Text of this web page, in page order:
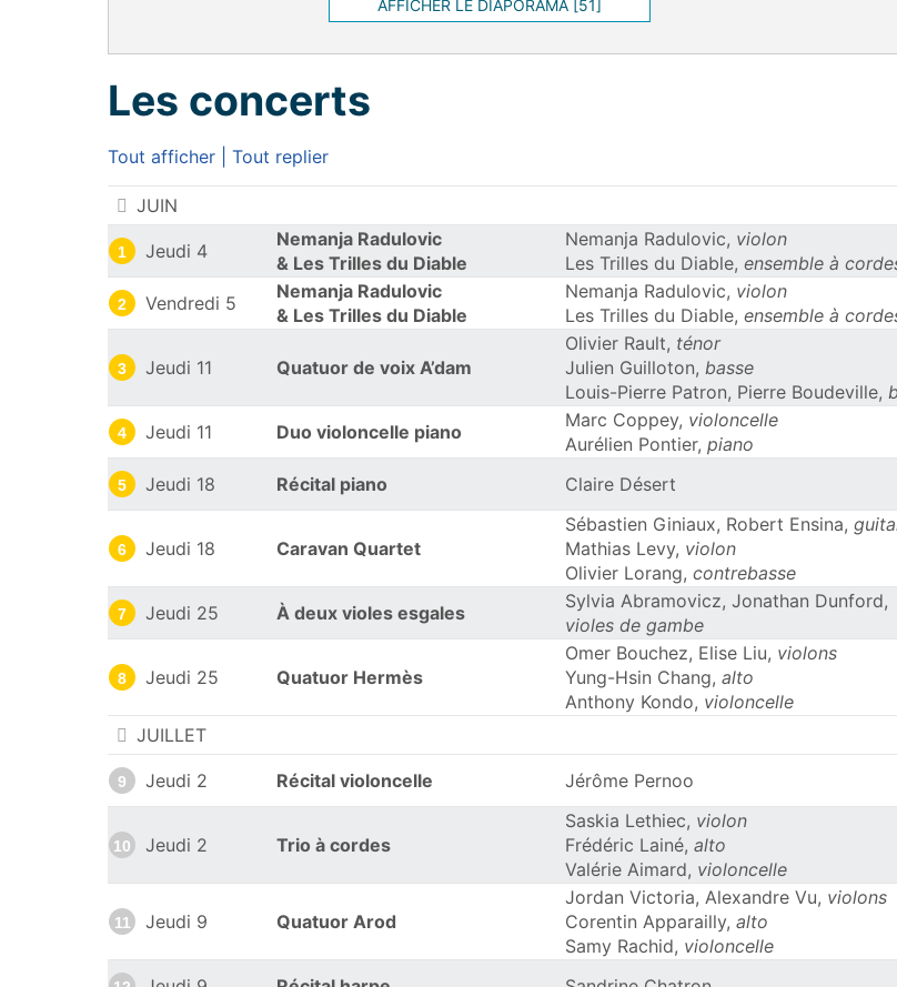
AFFICHER LE DIAPORAMA [51]
Les concerts
Tout afficher
Tout replier
Les concerts
JUIN
1 Jeudi 4
Nemanja Radulovic
& Les Trilles du Diable
Nemanja Radulovic, violon
Les Trilles du Diable, ensemble à
2 Vendredi 5
Nemanja Radulovic
& Les Trilles du Diable
Nemanja Radulovic, violon
Les Trilles du Diable, ensemble à
3 Jeudi 11 Quatuor de voix A’dam
Olivier Rault, ténor
Julien Guilloton, basse
Louis-Pierre Patron, Pierre Boudeville,
4 Jeudi 11 Duo violoncelle piano
Marc Coppey, violoncelle
Aurélien Pontier, piano
5 Jeudi 18 Récital piano Claire Désert
6 Jeudi 18 Caravan Quartet
Sébastien Giniaux, Robert Ensina,
Mathias Levy, violon
Olivier Lorang, contrebasse
7 Jeudi 25 À deux violes esgales
Sylvia Abramovicz, Jonathan Dunford,
violes de gambe
8 Jeudi 25 Quatuor Hermès
Omer Bouchez, Elise Liu, violons
Yung-Hsin Chang, alto
Anthony Kondo, violoncelle
JUILLET
9 Jeudi 2 Récital violoncelle Jérôme Pernoo
10 Jeudi 2 Trio à cordes
Saskia Lethiec, violon
Frédéric Lainé, alto
Valérie Aimard, violoncelle
11 Jeudi 9 Quatuor Arod
Jordan Victoria, Alexandre Vu, violons
Corentin Apparailly, alto
Samy Rachid, violoncelle